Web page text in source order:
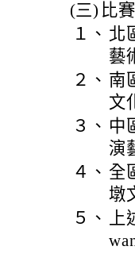
(三) 比
１、 北
藝
２、 南
文
３、 中
演
４、 全
墩
５、